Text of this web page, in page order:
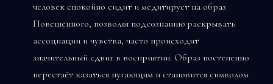
человек спокойно сидит и медитирует на образ
Повешенного, позволяя подсознанию раскрывать
ассоциации и чувства, часто происходит
значительный сдвиг в восприятии. Образ постепенно
перестаёт казаться пугающим и становится символом